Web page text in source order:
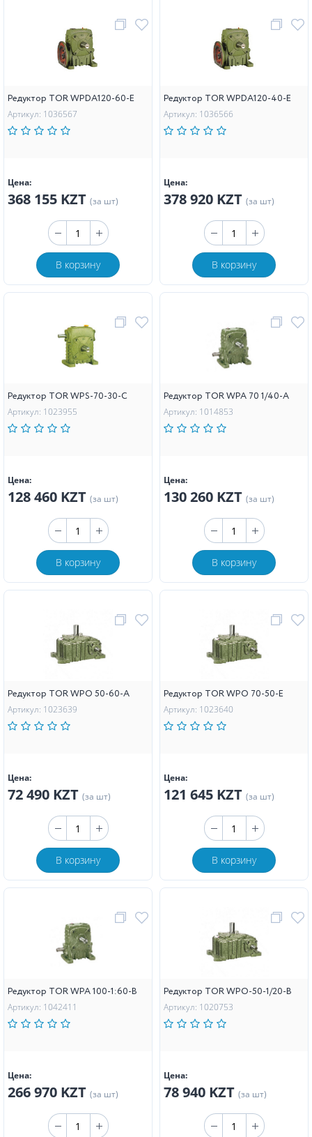
Редуктор TOR WPDA120-60-E
Артикул: 1036567
Цена:
368 155 KZT (за шт)
В корзину
Редуктор TOR WPDA120-40-E
Артикул: 1036566
Цена:
378 920 KZT (за шт)
В корзину
Редуктор TOR WPS-70-30-C
Артикул: 1023955
Цена:
128 460 KZT (за шт)
В корзину
Редуктор TOR WPA 70 1/40-А
Артикул: 1014853
Цена:
130 260 KZT (за шт)
В корзину
Редуктор TOR WPO 50-60-A
Артикул: 1023639
Цена:
72 490 KZT (за шт)
В корзину
Редуктор TOR WPO 70-50-E
Артикул: 1023640
Цена:
121 645 KZT (за шт)
В корзину
Редуктор TOR WPA 100-1:60-B
Артикул: 1042411
Цена:
266 970 KZT (за шт)
Редуктор TOR WPO-50-1/20-В
Артикул: 1020753
Цена:
78 940 KZT (за шт)